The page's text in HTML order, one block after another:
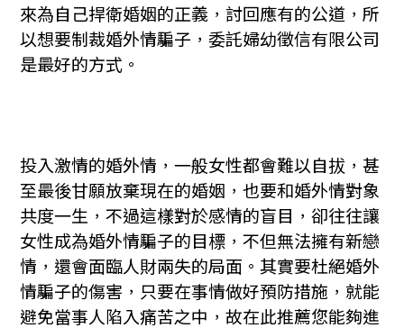
來為自己捍衛婚姻的正義，討回應有的公道，所
以想要制裁婚外情騙子，委託婦幼徵信有限公司
是最好的方式。
投入激情的婚外情，一般女性都會難以自拔，甚
至最後甘願放棄現在的婚姻，也要和婚外情對象
共度一生，不過這樣對於感情的盲目，卻往往讓
女性成為婚外情騙子的目標，不但無法擁有新戀
情，還會面臨人財兩失的局面。其實要杜絕婚外
情騙子的傷害，只要在事情做好預防措施，就能
避免當事人陷入痛苦之中，故在此推薦您能夠進